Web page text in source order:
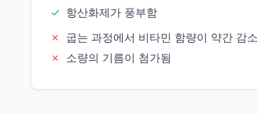
✓ 항산화제가 풍부함
✗
굽는 과정에서 비타민 함량이 약간 감소
✗
소량의 기름이 첨가됨